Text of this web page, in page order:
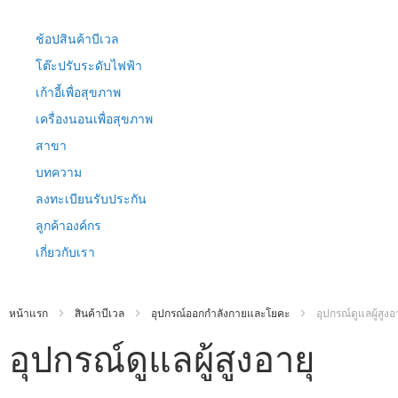
เนื้อหา
ช้อปสินค้าบีเวล
โต๊ะปรับระดับไฟฟ้า
เก้าอี้เพื่อสุขภาพ
เครื่องนอนเพื่อสุขภาพ
สาขา
บทความ
ลงทะเบียนรับประกัน
ลูกค้าองค์กร
เกี่ยวกับเรา
หน้าแรก สินค้าบีเวล อุปกรณ์ออกกำลังกายและโยคะ อุปกรณ์ดูแลผู้สูงอ
อุปกรณ์ดูแลผู้สูงอายุ